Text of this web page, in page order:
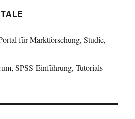
für Marktforschung, Studie,
SPSS-Einführung, Tutorials